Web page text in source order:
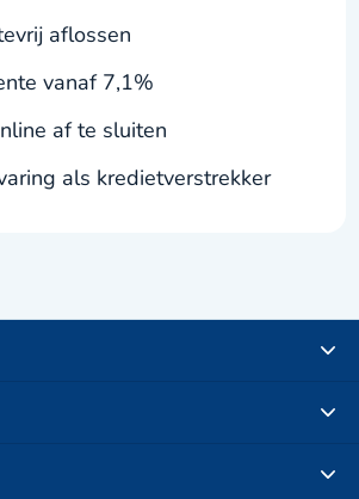
aflossen
vanaf 7,1%
af te sluiten
als kredietverstrekker